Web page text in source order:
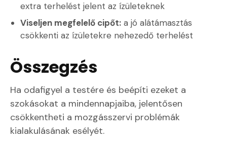
extra terhelést jelent az ízületeknek
Viseljen megfelelő cipőt: a jó alátámasztás
csökkenti az ízületekre nehezedő terhelést
Összegzés
Ha odafigyel a testére és beépíti ezeket a
szokásokat a mindennapjaiba, jelentősen
csökkentheti a mozgásszervi problémák
kialakulásának esélyét.